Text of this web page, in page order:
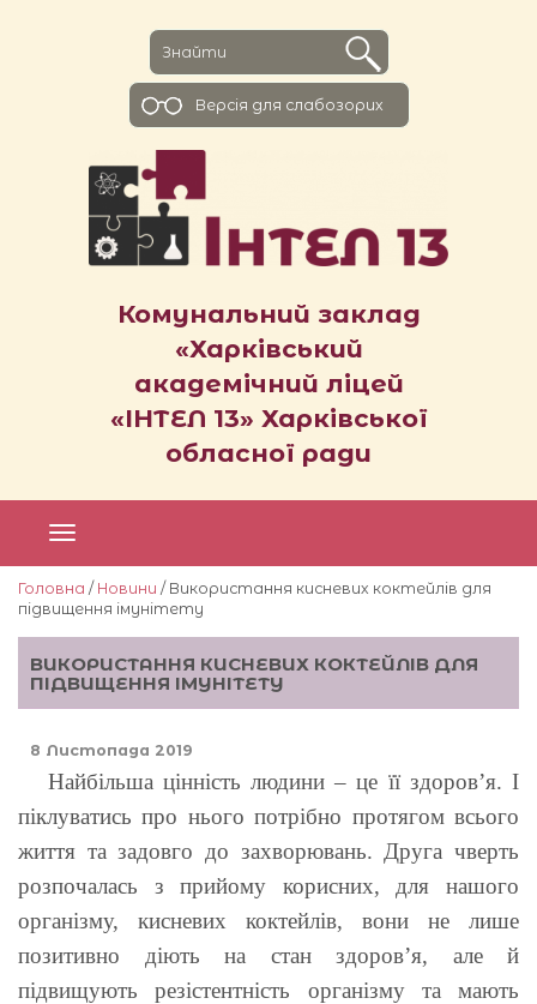
Комунальний заклад
«Харківський
академічний ліцей
«ІНТЕЛ 13» Харківської
обласної ради
Версiя для слабозорих
Головна / Новини / Використання кисневих коктейлів для
підвищення імунітету
ВИКОРИСТАННЯ КИСНЕВИХ КОКТЕЙЛІВ ДЛЯ
ПІДВИЩЕННЯ ІМУНІТЕТУ
8 Листопада 2019
Найбільша цінність людини – це її здоров’я. І
піклуватись про нього потрібно протягом всього
життя та задовго до захворювань. Друга чверть
розпочалась з прийому корисних, для нашого
організму, кисневих коктейлів, вони не лише
позитивно діють на стан здоров’я, але й
підвищують резістентність організму та мають